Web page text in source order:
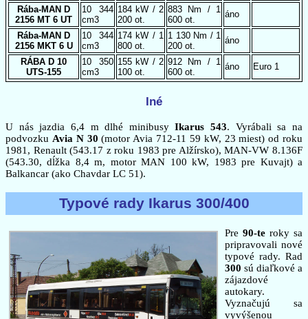
Rába-MAN D
2156 MT 6 UT
10 344
cm3
184 kW / 2
200 ot.
883 Nm / 1
600 ot.
áno
Rába-MAN D
2156 MKT 6 U
10 344
cm3
174 kW / 1
800 ot.
1 130 Nm / 1
200 ot.
áno
RÁBA D 10
UTS-155
10 350
cm3
155 kW / 2
100 ot.
912 Nm / 1
600 ot.
áno Euro 1
Iné
U nás jazdia 6,4 m dlhé minibusyIkarus 543. Vyrábali sa na
podvozku Avia N 30 (motor Avia 712-11 59 kW, 23 miest) od roku
1981, Renault (543.17 z roku 1983 pre Alžírsko), MAN-VW 8.136F
(543.30, dĺžka 8,4 m, motor MAN 100 kW, 1983 pre Kuvajt) a
Balkancar (ako Chavdar LC 51).
Typové rady Ikarus 300/400
Pre 90-te roky sa
pripravovali nové
typové rady. Rad
300 sú diaľkové a
zájazdové
autokary.
Vyznačujú sa
vyvýšenou